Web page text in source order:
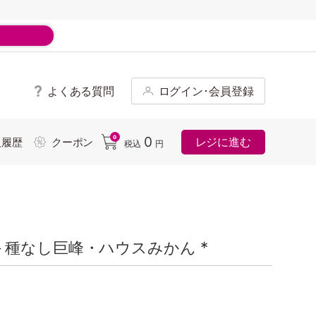
よくある質問 ログイン･会員登録
歴 クーポン 0
税込 0 円 レジに進む
なし巨峰・ハウスみかん *